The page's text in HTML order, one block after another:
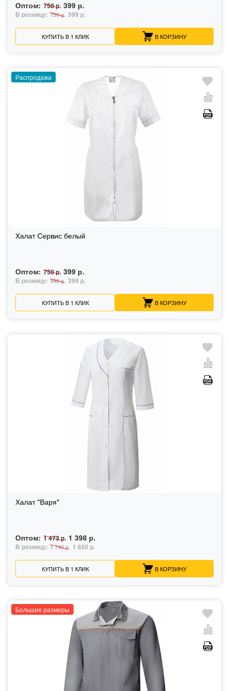
Оптом: 750 р. 399 р.
В розницу: 750 р. 399 р.
КУПИТЬ В 1 КЛИК В КОРЗИНУ
Распродажа
Халат Сервис белый
Оптом: 750 р. 399 р.
В розницу: 499 р. 399 р.
КУПИТЬ В 1 КЛИК В КОРЗИНУ
Халат "Варя"
Оптом: 1 473 р. 1 398 р.
В розницу: 1 740 р. 1 650 р.
КУПИТЬ В 1 КЛИК В КОРЗИНУ
Большие размеры